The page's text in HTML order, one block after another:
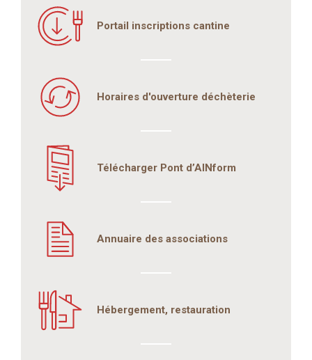
Portail inscriptions cantine
Horaires d'ouverture déchèterie
Télécharger Pont d’AINform
Annuaire des associations
Hébergement, restauration